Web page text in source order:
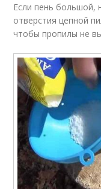
Если пень большой,
отверстия цепной
чтобы пропилы не